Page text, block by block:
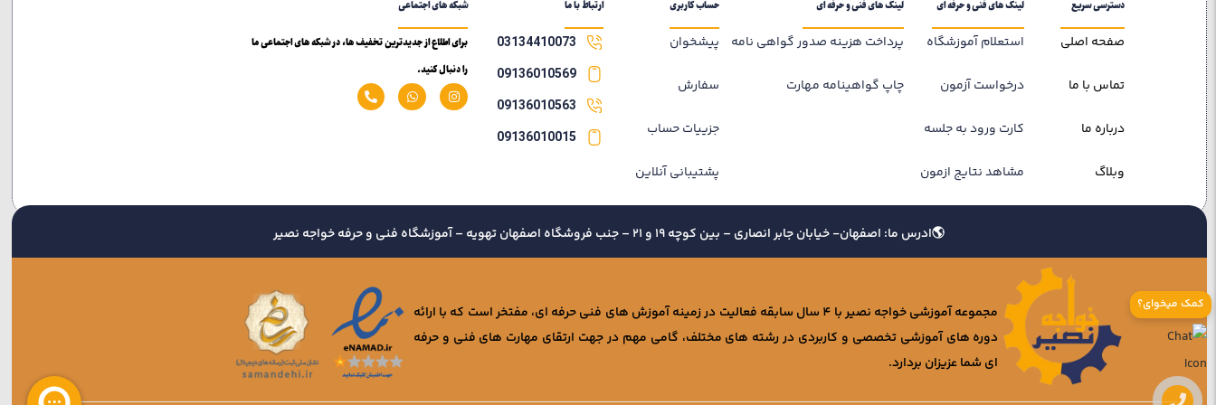
دسترسی سریع
صفحه اصلی
تماس با ما
درباره ما
وبلاگ
لینک های فنی و حرفه ای
استعلام آموزشگاه
درخواست آزمون
کارت ورود به جلسه
مشاهد نتایج ازمون
لینک های فنی و حرفه ای
پرداخت هزینه صدور گواهی نامه
چاپ گواهینامه مهارت
حساب کاربری
پیشخوان
سفارش
جزییات حساب
پشتیبانی آنلاین
ارتباط با ما
03134410073
09136010569
09136010563
09136010015
شبکه های اجتماعی
برای اطلاع از جدیدترین تخفیف ها، در شبکه های اجتماعی ما
را دنبال کنید.
🌎ادرس ما: اصفهان- خیابان جابر انصاری – بین کوچه 19 و 21 – جنب فروشگاه اصفهان تهویه – آموزشگاه فنی و حرفه خواجه نصیر
مجموعه آموزشی خواجه نصیر با 4 سال سابقه فعالیت در زمینه آموزش های فنی حرفه ای، مفتخر است که با ارائه
دوره های آموزشی تخصصی و کاربردی در رشته های مختلف، گامی مهم در جهت ارتقای مهارت های فنی و حرفه
ای شما عزیزان بردارد.
کمک میخوای؟